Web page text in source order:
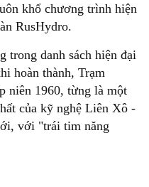
khổ chương trình hiện
RusHydro.
trong danh sách hiện đại
hoàn thành, Trạm
niên 1960, từng là một
của kỹ nghệ Liên Xô -
với "trái tim năng